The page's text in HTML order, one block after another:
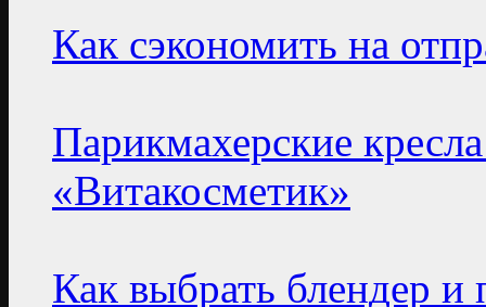
Как сэкономить на
Парикмахерские
«Витакосметик»
Как выбрать блендер и